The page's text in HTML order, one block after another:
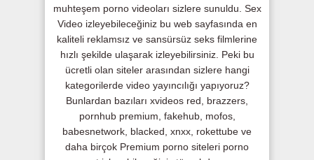
muhteşem porno videoları sizlere sunuldu. Sex
Video izleyebileceğiniz bu web sayfasında en
kaliteli reklamsız ve sansürsüz seks filmlerine
hızlı şekilde ulaşarak izleyebilirsiniz. Peki bu
ücretli olan siteler arasından sizlere hangi
kategorilerde video yayıncılığı yapıyoruz?
Bunlardan bazıları xvideos red, brazzers,
pornhub premium, fakehub, mofos,
babesnetwork, blacked, xnxx, rokettube ve
daha birçok Premium porno siteleri porno